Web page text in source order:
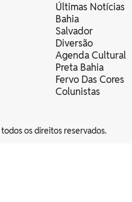
Últimas Notícias
Bahia
Salvador
Diversão
Agenda Cultural
Preta Bahia
Fervo Das Cores
Colunistas
os direitos reservados.